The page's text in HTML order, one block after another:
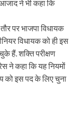
ने भी कहा कि
पर भाजपा विधायक
विधायक को ही इस
हैं. शक्ति परीक्षण
ने कहा कि यह नियमों
को इस पद के लिए चुना